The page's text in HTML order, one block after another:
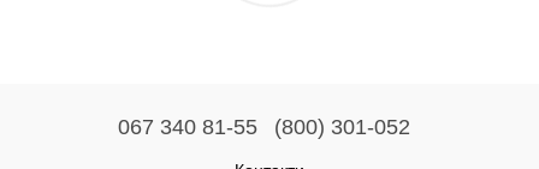
067 340 81-55 (800) 301-052